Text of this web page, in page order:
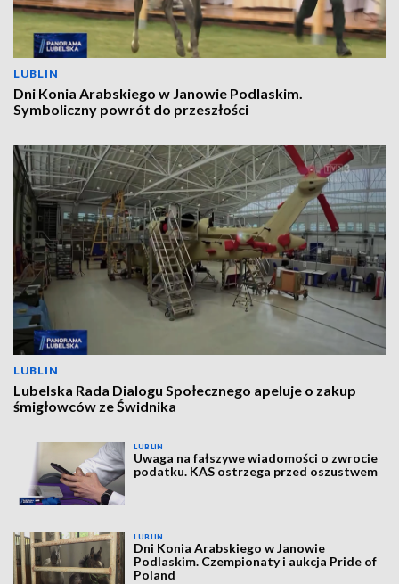
LUBLIN
Dni Konia Arabskiego w Janowie Podlaskim.
Symboliczny powrót do przeszłości
LUBLIN
Lubelska Rada Dialogu Społecznego apeluje o zakup
śmigłowców ze Świdnika
LUBLIN
Uwaga na fałszywe wiadomości o zwrocie
podatku. KAS ostrzega przed oszustwem
LUBLIN
Dni Konia Arabskiego w Janowie
Podlaskim. Czempionaty i aukcja Pride of
Poland